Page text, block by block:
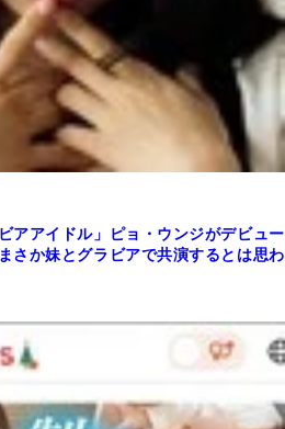
アアイドル」ピョ・ウンジがデビュー
さか妹とグラビアで共演するとは思わ